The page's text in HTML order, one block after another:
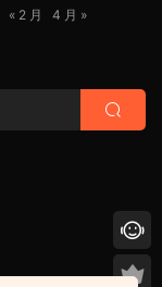
« 2 月
4 月 »